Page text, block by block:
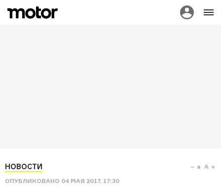
НОВОСТИ
ОПУБЛИКОВАНО 04 МАЯ 2017, 17:30
a A